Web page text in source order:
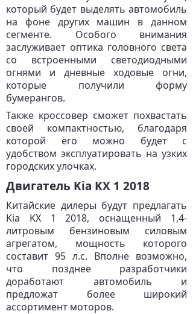
который будет выделять автомобиль
на фоне других машин в данном
сегменте. Особого внимания
заслуживает оптика головного света
со встроенными светодиодными
огнями и дневные ходовые огни,
которые получили форму
бумерангов.
Также кроссовер сможет похвастать
своей компактностью, благодаря
которой его можно будет с
удобством эксплуатировать на узких
городских улочках.
Двигатель Kia KX 1 2018
Китайские дилеры будут предлагать
Kia KX 1 2018, оснащенный 1,4-
литровым бензиновым силовым
агрегатом, мощность которого
составит 95 л.с. Вполне возможно,
что позднее разработчики
доработают автомобиль и
предложат более широкий
ассортимент моторов.